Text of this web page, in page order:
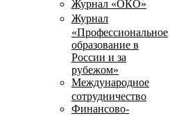
Журнал «ОКО»
Журнал
«Профессиональное
образование в
России и за
рубежом»
Международное
сотрудничество
Финансово-